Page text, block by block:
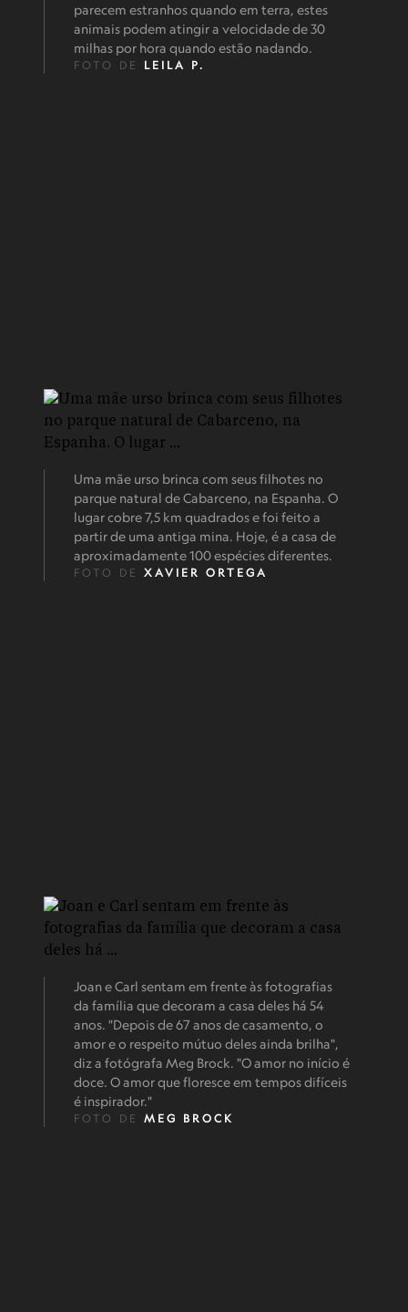
parecem estranhos quando em terra, estes
animais podem atingir a velocidade de 30
milhas por hora quando estão nadando.
FOTO DE LEILA P.
Uma mãe urso brinca com seus filhotes no
parque natural de Cabarceno, na Espanha. O
lugar cobre 7,5 km quadrados e foi feito a
partir de uma antiga mina. Hoje, é a casa de
aproximadamente 100 espécies diferentes.
FOTO DE XAVIER ORTEGA
Joan e Carl sentam em frente às fotografias
da família que decoram a casa deles há 54
anos. "Depois de 67 anos de casamento, o
amor e o respeito mútuo deles ainda brilha",
diz a fotógrafa Meg Brock. "O amor no início é
doce. O amor que floresce em tempos difíceis
é inspirador."
FOTO DE MEG BROCK